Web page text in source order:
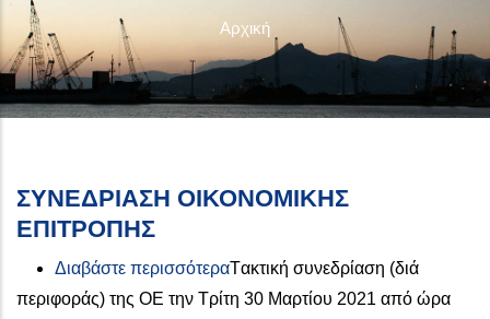
Αρχική
ΣΥΝΕΔΡΙΑΣΗ ΟΙΚΟΝΟΜΙΚΗΣ
ΕΠΙΤΡΟΠΗΣ
Διαβάστε περισσότεραγια το ΣΥΝΕΔΡΙΑΣΗ
Tακτική συνεδρίαση (διά
περιφοράς) της ΟΕ την Τρίτη 30 Μαρτίου 2021 από ώρα